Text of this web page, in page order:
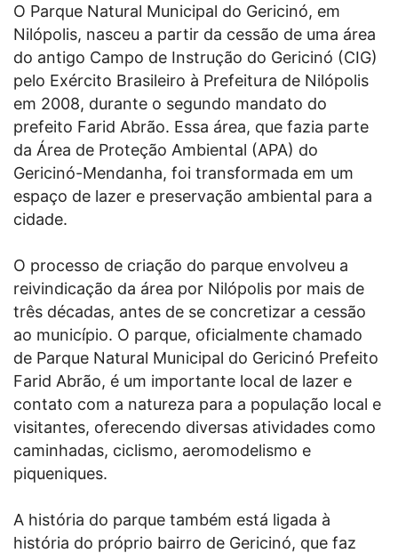
O Parque Natural Municipal do Gericinó, em
Nilópolis, nasceu a partir da cessão de uma área
do antigo Campo de Instrução do Gericinó (CIG)
pelo Exército Brasileiro à Prefeitura de Nilópolis
em 2008, durante o segundo mandato do
prefeito Farid Abrão. Essa área, que fazia parte
da Área de Proteção Ambiental (APA) do
Gericinó-Mendanha, foi transformada em um
espaço de lazer e preservação ambiental para a
cidade.
O processo de criação do parque envolveu a
reivindicação da área por Nilópolis por mais de
três décadas, antes de se concretizar a cessão
ao município. O parque, oficialmente chamado
de Parque Natural Municipal do Gericinó Prefeito
Farid Abrão, é um importante local de lazer e
contato com a natureza para a população local e
visitantes, oferecendo diversas atividades como
caminhadas, ciclismo, aeromodelismo e
piqueniques.
A história do parque também está ligada à
história do próprio bairro de Gericinó, que faz